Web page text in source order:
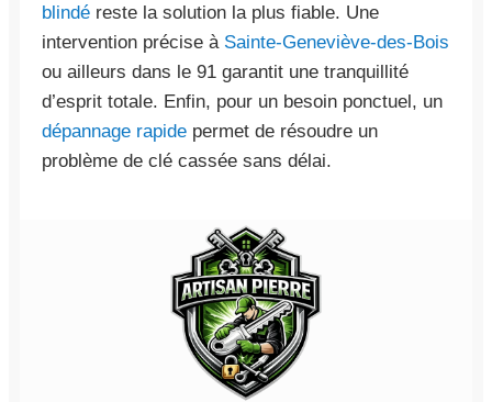
blindé reste la solution la plus fiable. Une
intervention précise à Sainte-Geneviève-des-Bois
ou ailleurs dans le 91 garantit une tranquillité
d’esprit totale. Enfin, pour un besoin ponctuel, un
dépannage rapide permet de résoudre un
problème de clé cassée sans délai.